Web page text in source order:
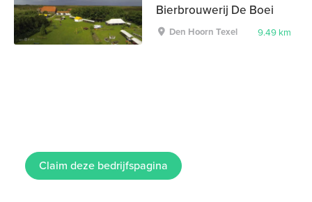
Bierbrouwerij De Boei
Den Hoorn Texel 9.49 km
Claim deze bedrijfspagina